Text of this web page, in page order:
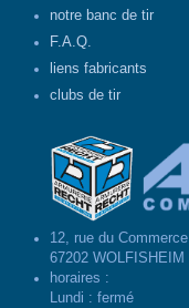
notre banc de tir
F.A.Q.
liens fabricants
clubs de tir
12, rue du Commerce
67202 WOLFISHEIM
horaires :
Lundi : fermé